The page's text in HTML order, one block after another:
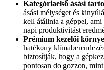
Kategóriaelső ásási
ásási mélységet és
kell átállnia a géppel, ami
napi produktivitást
Prémium kezelői
hatékony
biztosítják, hogy a
pontosan dolgozzon, mint